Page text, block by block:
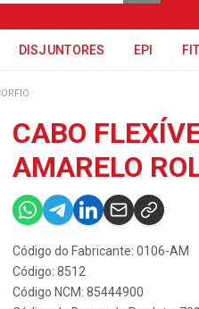
DISJUNTORES EPI
CABO
AMARELO
Código do Fabricante: 0106-AM
Código: 8512
Código NCM: 85444900